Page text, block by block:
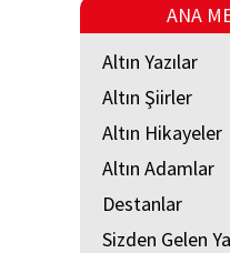
ANA
Altın Yazılar
Altın Şiirler
Altın Hikayeler
Altın Adamlar
Destanlar
Sizden Gelen